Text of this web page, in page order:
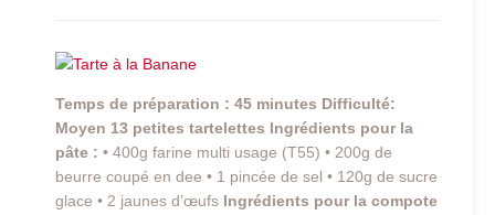
Temps de préparation : 45 minutes Difficulté:
Moyen 13 petites tartelettes Ingrédients pour la
pâte : • 400g farine multi usage (T55) • 200g de
beurre coupé en dee • 1 pincée de sel • 120g de sucre
glace • 2 jaunes d’œufs Ingrédients pour la compote